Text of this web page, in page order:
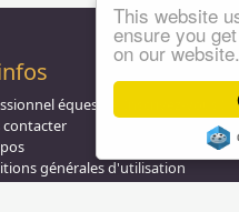
This website
ensure you
on our website.
équestre, Inscrivez-vous !
contacter
générales d'utilisation
équitation surLinkedIn